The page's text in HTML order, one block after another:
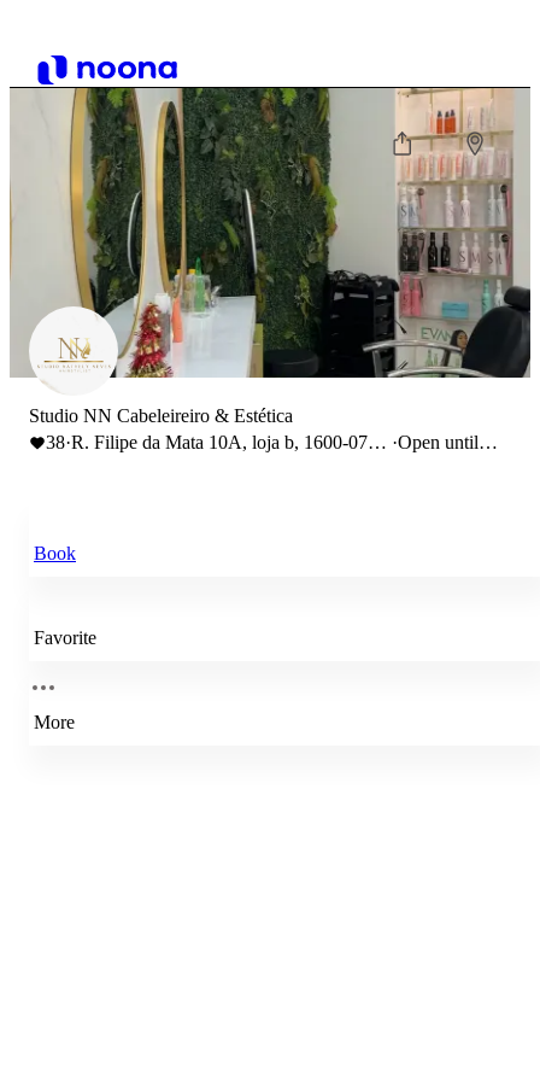
Studio NN Cabeleireiro & Estética
38·R. Filipe da Mata 10A, loja b, 1600-071
·Open until
Book
Favorite
More